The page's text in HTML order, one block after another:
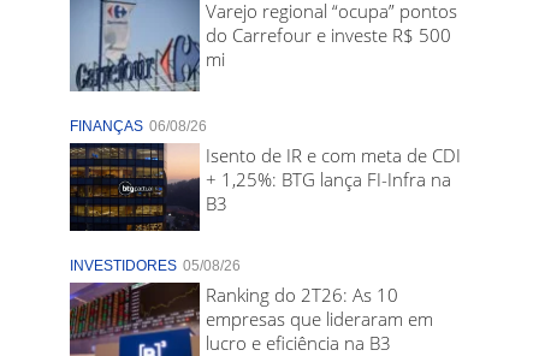
Varejo regional “ocupa” pontos
do Carrefour e investe R$ 500
mi
FINANÇAS 06/08/26
Isento de IR e com meta de CDI
+ 1,25%: BTG lança FI-Infra na
B3
INVESTIDORES 05/08/26
Ranking do 2T26: As 10
empresas que lideraram em
lucro e eficiência na B3